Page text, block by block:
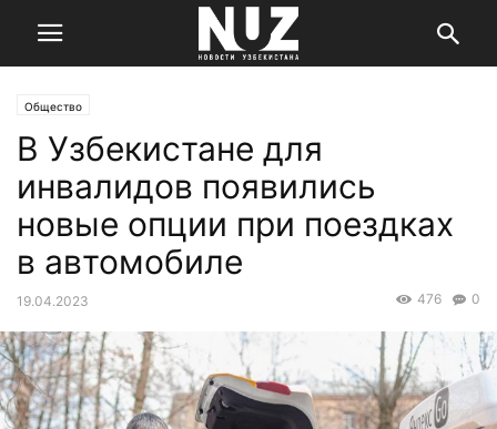
Общество
В Узбекистане для
инвалидов появились
новые опции при поездках
в автомобиле
19.04.2023 0
476